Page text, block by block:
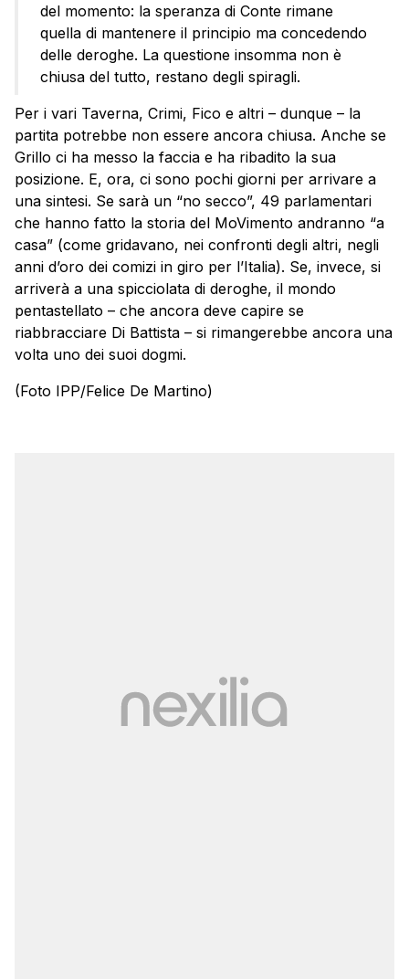
del momento: la speranza di Conte rimane
quella di mantenere il principio ma concedendo
delle deroghe. La questione insomma non è
chiusa del tutto, restano degli spiragli.
Per i vari Taverna, Crimi, Fico e altri – dunque – la
partita potrebbe non essere ancora chiusa. Anche se
Grillo ci ha messo la faccia e ha ribadito la sua
posizione. E, ora, ci sono pochi giorni per arrivare a
una sintesi. Se sarà un “no secco”, 49 parlamentari
che hanno fatto la storia del MoVimento andranno “a
casa” (come gridavano, nei confronti degli altri, negli
anni d’oro dei comizi in giro per l’Italia). Se, invece, si
arriverà a una spicciolata di deroghe, il mondo
pentastellato – che ancora deve capire se
riabbracciare Di Battista – si rimangerebbe ancora una
volta uno dei suoi dogmi.
(Foto IPP/Felice De Martino)